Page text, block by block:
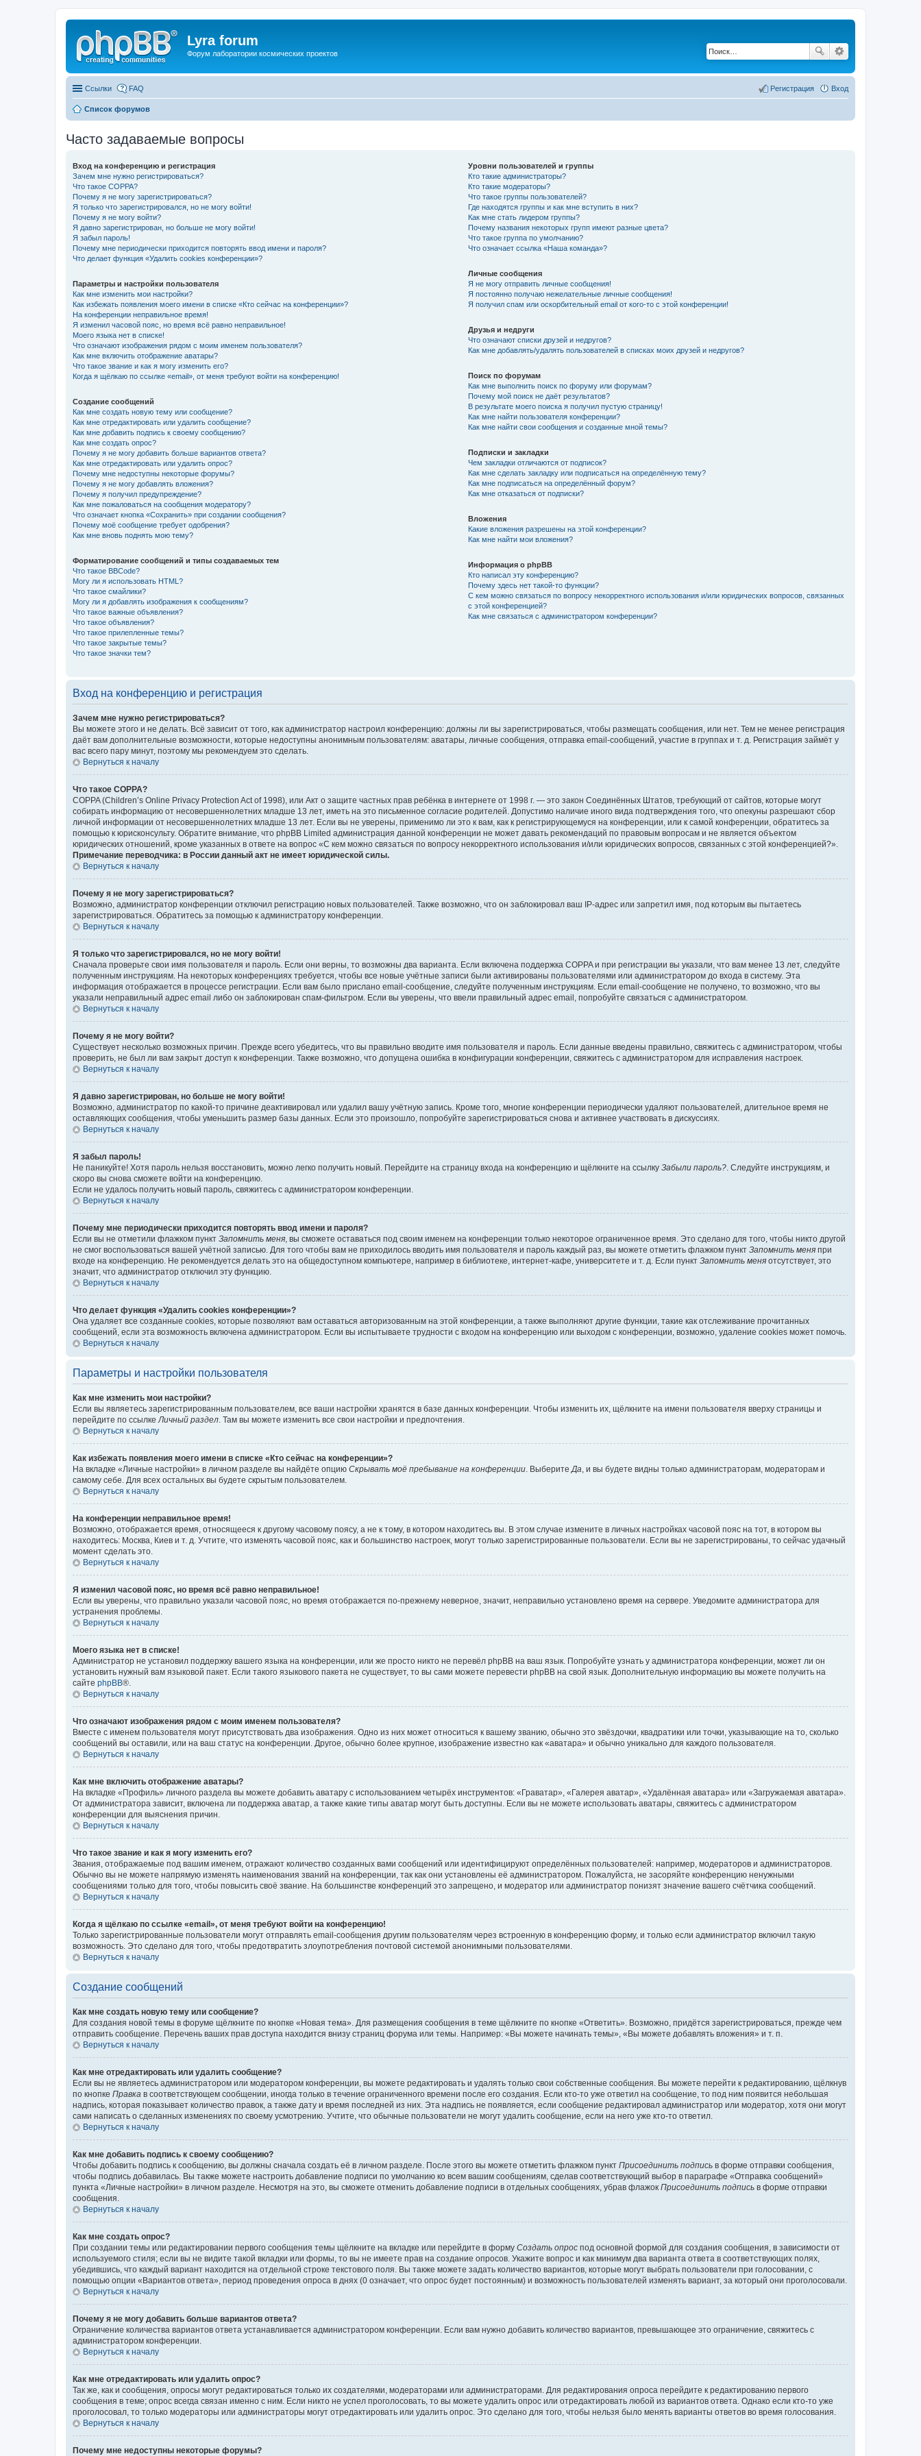
Lyra forum
Форум лаборатории космических проектов
Ссылки FAQ Вход
Регистрация
Список форумов
Часто задаваемые вопросы
Вход на конференцию и регистрация
Зачем мне нужно регистрироваться?
Что такое COPPA?
Почему я не могу зарегистрироваться?
Я только что зарегистрировался, но не могу войти!
Почему я не могу войти?
Я давно зарегистрирован, но больше не могу войти!
Я забыл пароль!
Почему мне периодически приходится повторять ввод имени и пароля?
Что делает функция «Удалить cookies конференции»?
Параметры и настройки пользователя
Как мне изменить мои настройки?
Как избежать появления моего имени в списке «Кто сейчас на конференции»?
На конференции неправильное время!
Я изменил часовой пояс, но время всё равно неправильное!
Моего языка нет в списке!
Что означают изображения рядом с моим именем пользователя?
Как мне включить отображение аватары?
Что такое звание и как я могу изменить его?
Когда я щёлкаю по ссылке «email», от меня требуют войти на конференцию!
Создание сообщений
Как мне создать новую тему или сообщение?
Как мне отредактировать или удалить сообщение?
Как мне добавить подпись к своему сообщению?
Как мне создать опрос?
Почему я не могу добавить больше вариантов ответа?
Как мне отредактировать или удалить опрос?
Почему мне недоступны некоторые форумы?
Почему я не могу добавлять вложения?
Почему я получил предупреждение?
Как мне пожаловаться на сообщения модератору?
Что означает кнопка «Сохранить» при создании сообщения?
Почему моё сообщение требует одобрения?
Как мне вновь поднять мою тему?
Форматирование сообщений и типы создаваемых тем
Что такое BBCode?
Могу ли я использовать HTML?
Что такое смайлики?
Могу ли я добавлять изображения к сообщениям?
Что такое важные объявления?
Что такое объявления?
Что такое прилепленные темы?
Что такое закрытые темы?
Что такое значки тем?
Уровни пользователей и группы
Кто такие администраторы?
Кто такие модераторы?
Что такое группы пользователей?
Где находятся группы и как мне вступить в них?
Как мне стать лидером группы?
Почему названия некоторых групп имеют разные цвета?
Что такое группа по умолчанию?
Что означает ссылка «Наша команда»?
Личные сообщения
Я не могу отправить личные сообщения!
Я постоянно получаю нежелательные личные сообщения!
Я получил спам или оскорбительный email от кого-то с этой конференции!
Друзья и недруги
Что означают списки друзей и недругов?
Как мне добавлять/удалять пользователей в списках моих друзей и недругов?
Поиск по форумам
Как мне выполнить поиск по форуму или форумам?
Почему мой поиск не даёт результатов?
В результате моего поиска я получил пустую страницу!
Как мне найти пользователя конференции?
Как мне найти свои сообщения и созданные мной темы?
Подписки и закладки
Чем закладки отличаются от подписок?
Как мне сделать закладку или подписаться на определённую тему?
Как мне подписаться на определённый форум?
Как мне отказаться от подписки?
Вложения
Какие вложения разрешены на этой конференции?
Как мне найти мои вложения?
Информация о phpBB
Кто написал эту конференцию?
Почему здесь нет такой-то функции?
С кем можно связаться по вопросу некорректного использования и/или юридических вопросов, связанных
с этой конференцией?
Как мне связаться с администратором конференции?
Вход на конференцию и регистрация
Зачем мне нужно регистрироваться?
Вы можете этого и не делать. Всё зависит от того, как администратор настроил конференцию: должны ли вы зарегистрироваться, чтобы размещать сообщения, или нет. Тем не менее регистрация
даёт вам дополнительные возможности, которые недоступны анонимным пользователям: аватары, личные сообщения, отправка email-сообщений, участие в группах и т. д. Регистрация займёт у
вас всего пару минут, поэтому мы рекомендуем это сделать.
Вернуться к началу
Что такое COPPA?
COPPA (Children’s Online Privacy Protection Act of 1998), или Акт о защите частных прав ребёнка в интернете от 1998 г. — это закон Соединённых Штатов, требующий от сайтов, которые могут
собирать информацию от несовершеннолетних младше 13 лет, иметь на это письменное согласие родителей. Допустимо наличие иного вида подтверждения того, что опекуны разрешают сбор
личной информации от несовершеннолетних младше 13 лет. Если вы не уверены, применимо ли это к вам, как к регистрирующемуся на конференции, или к самой конференции, обратитесь за
помощью к юрисконсульту. Обратите внимание, что phpBB Limited администрация данной конференции не может давать рекомендаций по правовым вопросам и не является объектом
юридических отношений, кроме указанных в ответе на вопрос «С кем можно связаться по вопросу некорректного использования и/или юридических вопросов, связанных с этой конференцией?».
Примечание переводчика: в России данный акт не имеет юридической силы.
Вернуться к началу
Почему я не могу зарегистрироваться?
Возможно, администратор конференции отключил регистрацию новых пользователей. Также возможно, что он заблокировал ваш IP-адрес или запретил имя, под которым вы пытаетесь
зарегистрироваться. Обратитесь за помощью к администратору конференции.
Вернуться к началу
Я только что зарегистрировался, но не могу войти!
Сначала проверьте свои имя пользователя и пароль. Если они верны, то возможны два варианта. Если включена поддержка COPPA и при регистрации вы указали, что вам менее 13 лет, следуйте
полученным инструкциям. На некоторых конференциях требуется, чтобы все новые учётные записи были активированы пользователями или администратором до входа в систему. Эта
информация отображается в процессе регистрации. Если вам было прислано email-сообщение, следуйте полученным инструкциям. Если email-сообщение не получено, то возможно, что вы
указали неправильный адрес email либо он заблокирован спам-фильтром. Если вы уверены, что ввели правильный адрес email, попробуйте связаться с администратором.
Вернуться к началу
Почему я не могу войти?
Существует несколько возможных причин. Прежде всего убедитесь, что вы правильно вводите имя пользователя и пароль. Если данные введены правильно, свяжитесь с администратором, чтобы
проверить, не был ли вам закрыт доступ к конференции. Также возможно, что допущена ошибка в конфигурации конференции, свяжитесь с администратором для исправления настроек.
Вернуться к началу
Я давно зарегистрирован, но больше не могу войти!
Возможно, администратор по какой-то причине деактивировал или удалил вашу учётную запись. Кроме того, многие конференции периодически удаляют пользователей, длительное время не
оставляющих сообщения, чтобы уменьшить размер базы данных. Если это произошло, попробуйте зарегистрироваться снова и активнее участвовать в дискуссиях.
Вернуться к началу
Я забыл пароль!
Не паникуйте! Хотя пароль нельзя восстановить, можно легко получить новый. Перейдите на страницу входа на конференцию и щёлкните на ссылку Забыли пароль? . Следуйте инструкциям, и
скоро вы снова сможете войти на конференцию.
Если не удалось получить новый пароль, свяжитесь с администратором конференции.
Вернуться к началу
Почему мне периодически приходится повторять ввод имени и пароля?
Если вы не отметили флажком пункт Запомнить меня , вы сможете оставаться под своим именем на конференции только некоторое ограниченное время. Это сделано для того, чтобы никто другой
не смог воспользоваться вашей учётной записью. Для того чтобы вам не приходилось вводить имя пользователя и пароль каждый раз, вы можете отметить флажком пункт Запомнить меня при
входе на конференцию. Не рекомендуется делать это на общедоступном компьютере, например в библиотеке, интернет-кафе, университете и т. д. Если пункт Запомнить меня отсутствует, это
значит, что администратор отключил эту функцию.
Вернуться к началу
Что делает функция «Удалить cookies конференции»?
Она удаляет все созданные cookies, которые позволяют вам оставаться авторизованным на этой конференции, а также выполняют другие функции, такие как отслеживание прочитанных
сообщений, если эта возможность включена администратором. Если вы испытываете трудности с входом на конференцию или выходом с конференции, возможно, удаление cookies может помочь.
Вернуться к началу
Параметры и настройки пользователя
Как мне изменить мои настройки?
Если вы являетесь зарегистрированным пользователем, все ваши настройки хранятся в базе данных конференции. Чтобы изменить их, щёлкните на имени пользователя вверху страницы и
перейдите по ссылке Личный раздел . Там вы можете изменить все свои настройки и предпочтения.
Вернуться к началу
Как избежать появления моего имени в списке «Кто сейчас на конференции»?
На вкладке «Личные настройки» в личном разделе вы найдёте опцию Скрывать моё пребывание на конференции . Выберите Да , и вы будете видны только администраторам, модераторам и
самому себе. Для всех остальных вы будете скрытым пользователем.
Вернуться к началу
На конференции неправильное время!
Возможно, отображается время, относящееся к другому часовому поясу, а не к тому, в котором находитесь вы. В этом случае измените в личных настройках часовой пояс на тот, в котором вы
находитесь: Москва, Киев и т. д. Учтите, что изменять часовой пояс, как и большинство настроек, могут только зарегистрированные пользователи. Если вы не зарегистрированы, то сейчас удачный
момент сделать это.
Вернуться к началу
Я изменил часовой пояс, но время всё равно неправильное!
Если вы уверены, что правильно указали часовой пояс, но время отображается по-прежнему неверное, значит, неправильно установлено время на сервере. Уведомите администратора для
устранения проблемы.
Вернуться к началу
Моего языка нет в списке!
Администратор не установил поддержку вашего языка на конференции, или же просто никто не перевёл phpBB на ваш язык. Попробуйте узнать у администратора конференции, может ли он
установить нужный вам языковой пакет. Если такого языкового пакета не существует, то вы сами можете перевести phpBB на свой язык. Дополнительную информацию вы можете получить на
сайте phpBB®.
Вернуться к началу
Что означают изображения рядом с моим именем пользователя?
Вместе с именем пользователя могут присутствовать два изображения. Одно из них может относиться к вашему званию, обычно это звёздочки, квадратики или точки, указывающие на то, сколько
сообщений вы оставили, или на ваш статус на конференции. Другое, обычно более крупное, изображение известно как «аватара» и обычно уникально для каждого пользователя.
Вернуться к началу
Как мне включить отображение аватары?
На вкладке «Профиль» личного раздела вы можете добавить аватару с использованием четырёх инструментов: «Граватар», «Галерея аватар», «Удалённая аватара» или «Загружаемая аватара».
От администратора зависит, включена ли поддержка аватар, а также какие типы аватар могут быть доступны. Если вы не можете использовать аватары, свяжитесь с администратором
конференции для выяснения причин.
Вернуться к началу
Что такое звание и как я могу изменить его?
Звания, отображаемые под вашим именем, отражают количество созданных вами сообщений или идентифицируют определённых пользователей: например, модераторов и администраторов.
Обычно вы не можете напрямую изменять наименования званий на конференции, так как они установлены её администратором. Пожалуйста, не засоряйте конференцию ненужными
сообщениями только для того, чтобы повысить своё звание. На большинстве конференций это запрещено, и модератор или администратор понизят значение вашего счётчика сообщений.
Вернуться к началу
Когда я щёлкаю по ссылке «email», от меня требуют войти на конференцию!
Только зарегистрированные пользователи могут отправлять email-сообщения другим пользователям через встроенную в конференцию форму, и только если администратор включил такую
возможность. Это сделано для того, чтобы предотвратить злоупотребления почтовой системой анонимными пользователями.
Вернуться к началу
Создание сообщений
Как мне создать новую тему или сообщение?
Для создания новой темы в форуме щёлкните по кнопке «Новая тема». Для размещения сообщения в теме щёлкните по кнопке «Ответить». Возможно, придётся зарегистрироваться, прежде чем
отправить сообщение. Перечень ваших прав доступа находится внизу страниц форума или темы. Например: «Вы можете начинать темы», «Вы можете добавлять вложения» и т. п.
Вернуться к началу
Как мне отредактировать или удалить сообщение?
Если вы не являетесь администратором или модератором конференции, вы можете редактировать и удалять только свои собственные сообщения. Вы можете перейти к редактированию, щёлкнув
по кнопке Правка в соответствующем сообщении, иногда только в течение ограниченного времени после его создания. Если кто-то уже ответил на сообщение, то под ним появится небольшая
надпись, которая показывает количество правок, а также дату и время последней из них. Эта надпись не появляется, если сообщение редактировал администратор или модератор, хотя они могут
сами написать о сделанных изменениях по своему усмотрению. Учтите, что обычные пользователи не могут удалить сообщение, если на него уже кто-то ответил.
Вернуться к началу
Как мне добавить подпись к своему сообщению?
Чтобы добавить подпись к сообщению, вы должны сначала создать её в личном разделе. После этого вы можете отметить флажком пункт Присоединить подпись в форме отправки сообщения,
чтобы подпись добавилась. Вы также можете настроить добавление подписи по умолчанию ко всем вашим сообщениям, сделав соответствующий выбор в параграфе «Отправка сообщений»
пункта «Личные настройки» в личном разделе. Несмотря на это, вы сможете отменить добавление подписи в отдельных сообщениях, убрав флажок Присоединить подпись в форме отправки
сообщения.
Вернуться к началу
Как мне создать опрос?
При создании темы или редактировании первого сообщения темы щёлкните на вкладке или перейдите в форму Создать опрос под основной формой для создания сообщения, в зависимости от
используемого стиля; если вы не видите такой вкладки или формы, то вы не имеете прав на создание опросов. Укажите вопрос и как минимум два варианта ответа в соответствующих полях,
убедившись, что каждый вариант находится на отдельной строке текстового поля. Вы также можете задать количество вариантов, которые могут выбрать пользователи при голосовании, с
помощью опции «Вариантов ответа», период проведения опроса в днях (0 означает, что опрос будет постоянным) и возможность пользователей изменять вариант, за который они проголосовали.
Вернуться к началу
Почему я не могу добавить больше вариантов ответа?
Ограничение количества вариантов ответа устанавливается администратором конференции. Если вам нужно добавить количество вариантов, превышающее это ограничение, свяжитесь с
администратором конференции.
Вернуться к началу
Как мне отредактировать или удалить опрос?
Так же, как и сообщения, опросы могут редактироваться только их создателями, модераторами или администраторами. Для редактирования опроса перейдите к редактированию первого
сообщения в теме; опрос всегда связан именно с ним. Если никто не успел проголосовать, то вы можете удалить опрос или отредактировать любой из вариантов ответа. Однако если кто-то уже
проголосовал, то только модераторы или администраторы могут отредактировать или удалить опрос. Это сделано для того, чтобы нельзя было менять варианты ответов во время голосования.
Вернуться к началу
Почему мне недоступны некоторые форумы?